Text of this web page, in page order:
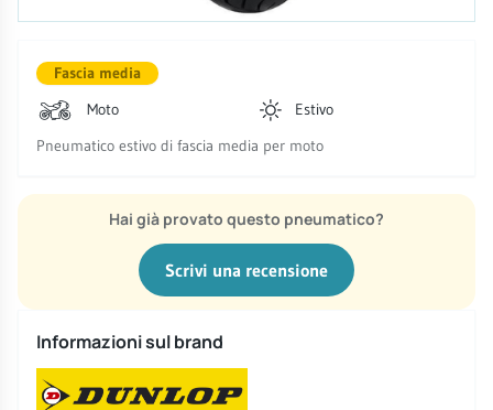
Fascia media
Moto
Estivo
Pneumatico estivo di fascia media per moto
Hai già provato questo pneumatico?
Scrivi una recensione
Informazioni sul brand